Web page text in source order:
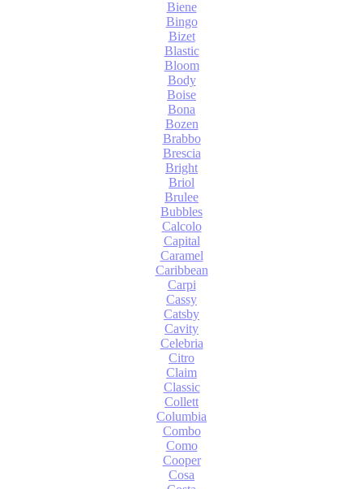
Biene
Bingo
Bizet
Blastic
Bloom
Body
Boise
Bona
Bozen
Brabbo
Brescia
Bright
Briol
Brulee
Bubbles
Calcolo
Capital
Caramel
Caribbean
Carpi
Cassy
Catsby
Cavity
Celebria
Citro
Claim
Classic
Collett
Columbia
Combo
Como
Cooper
Cosa